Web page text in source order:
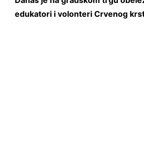
edukatori i volonteri Crvenog